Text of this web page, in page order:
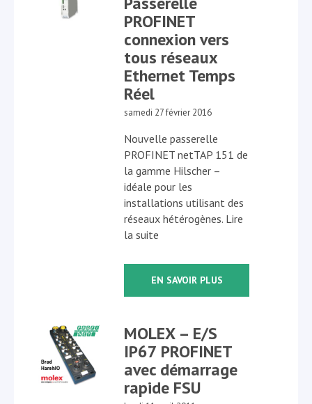
PROFINET
connexion vers
tous réseaux
Ethernet Temps
Réel
samedi 27 février 2016
Nouvelle passerelle
PROFINET netTAP 151 de
la gamme Hilscher –
idéale pour les
installations utilisant des
réseaux hétérogènes. Lire
la suite
EN SAVOIR PLUS
MOLEX – E/S
IP67 PROFINET
avec démarrage
rapide FSU